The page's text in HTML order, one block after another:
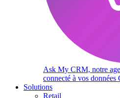
Ask My CRM, notre
connecté à vos données
Solutions
Retail